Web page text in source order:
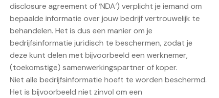
disclosure agreement of ‘NDA’) verplicht je iemand om
bepaalde informatie over jouw bedrijf vertrouwelijk te
behandelen. Het is dus een manier om je
bedrijfsinformatie juridisch te beschermen, zodat je
deze kunt delen met bijvoorbeeld een werknemer,
(toekomstige) samenwerkingspartner of koper.
Niet alle bedrijfsinformatie hoeft te worden beschermd.
Het is bijvoorbeeld niet zinvol om een